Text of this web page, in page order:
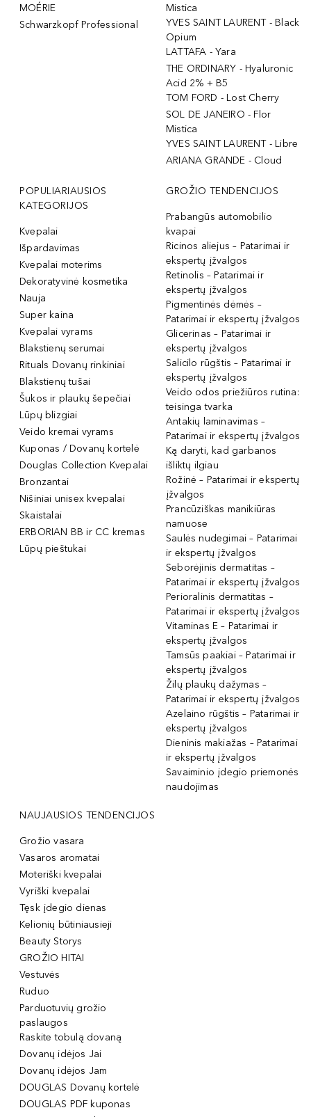
MOÉRIE
Schwarzkopf Professional
Mistica
YVES SAINT LAURENT - Black
Opium
LATTAFA - Yara
THE ORDINARY - Hyaluronic
Acid 2% + B5
TOM FORD - Lost Cherry
SOL DE JANEIRO - Flor
Mistica
YVES SAINT LAURENT - Libre
ARIANA GRANDE - Cloud
POPULIARIAUSIOS
KATEGORIJOS
Kvepalai
Išpardavimas
Kvepalai moterims
Dekoratyvinė kosmetika
Nauja
Super kaina
Kvepalai vyrams
Blakstienų serumai
Rituals Dovanų rinkiniai
Blakstienų tušai
Šukos ir plaukų šepečiai
Lūpų blizgiai
Veido kremai vyrams
Kuponas / Dovanų kortelė
Douglas Collection Kvepalai
Bronzantai
Nišiniai unisex kvepalai
Skaistalai
ERBORIAN BB ir CC kremas
Lūpų pieštukai
GROŽIO TENDENCIJOS
Prabangūs automobilio
kvapai
Ricinos aliejus – Patarimai ir
ekspertų įžvalgos
Retinolis – Patarimai ir
ekspertų įžvalgos
Pigmentinės dėmės –
Patarimai ir ekspertų įžvalgos
Glicerinas – Patarimai ir
ekspertų įžvalgos
Salicilo rūgštis – Patarimai ir
ekspertų įžvalgos
Veido odos priežiūros rutina:
teisinga tvarka
Antakių laminavimas –
Patarimai ir ekspertų įžvalgos
Ką daryti, kad garbanos
išliktų ilgiau
Rožinė – Patarimai ir ekspertų
įžvalgos
Prancūziškas manikiūras
namuose
Saulės nudegimai – Patarimai
ir ekspertų įžvalgos
Seborėjinis dermatitas –
Patarimai ir ekspertų įžvalgos
Perioralinis dermatitas –
Patarimai ir ekspertų įžvalgos
Vitaminas E – Patarimai ir
ekspertų įžvalgos
Tamsūs paakiai – Patarimai ir
ekspertų įžvalgos
Žilų plaukų dažymas –
Patarimai ir ekspertų įžvalgos
Azelaino rūgštis – Patarimai ir
ekspertų įžvalgos
Dieninis makiažas – Patarimai
ir ekspertų įžvalgos
Savaiminio įdegio priemonės
naudojimas
NAUJAUSIOS TENDENCIJOS
Grožio vasara
Vasaros aromatai
Moteriški kvepalai
Vyriški kvepalai
Tęsk įdegio dienas
Kelionių būtiniausieji
Beauty Storys
GROŽIO HITAI
Vestuvės
Ruduo
Parduotuvių grožio
paslaugos
Raskite tobulą dovaną
Dovanų idėjos Jai
Dovanų idėjos Jam
DOUGLAS Dovanų kortelė
DOUGLAS PDF kuponas